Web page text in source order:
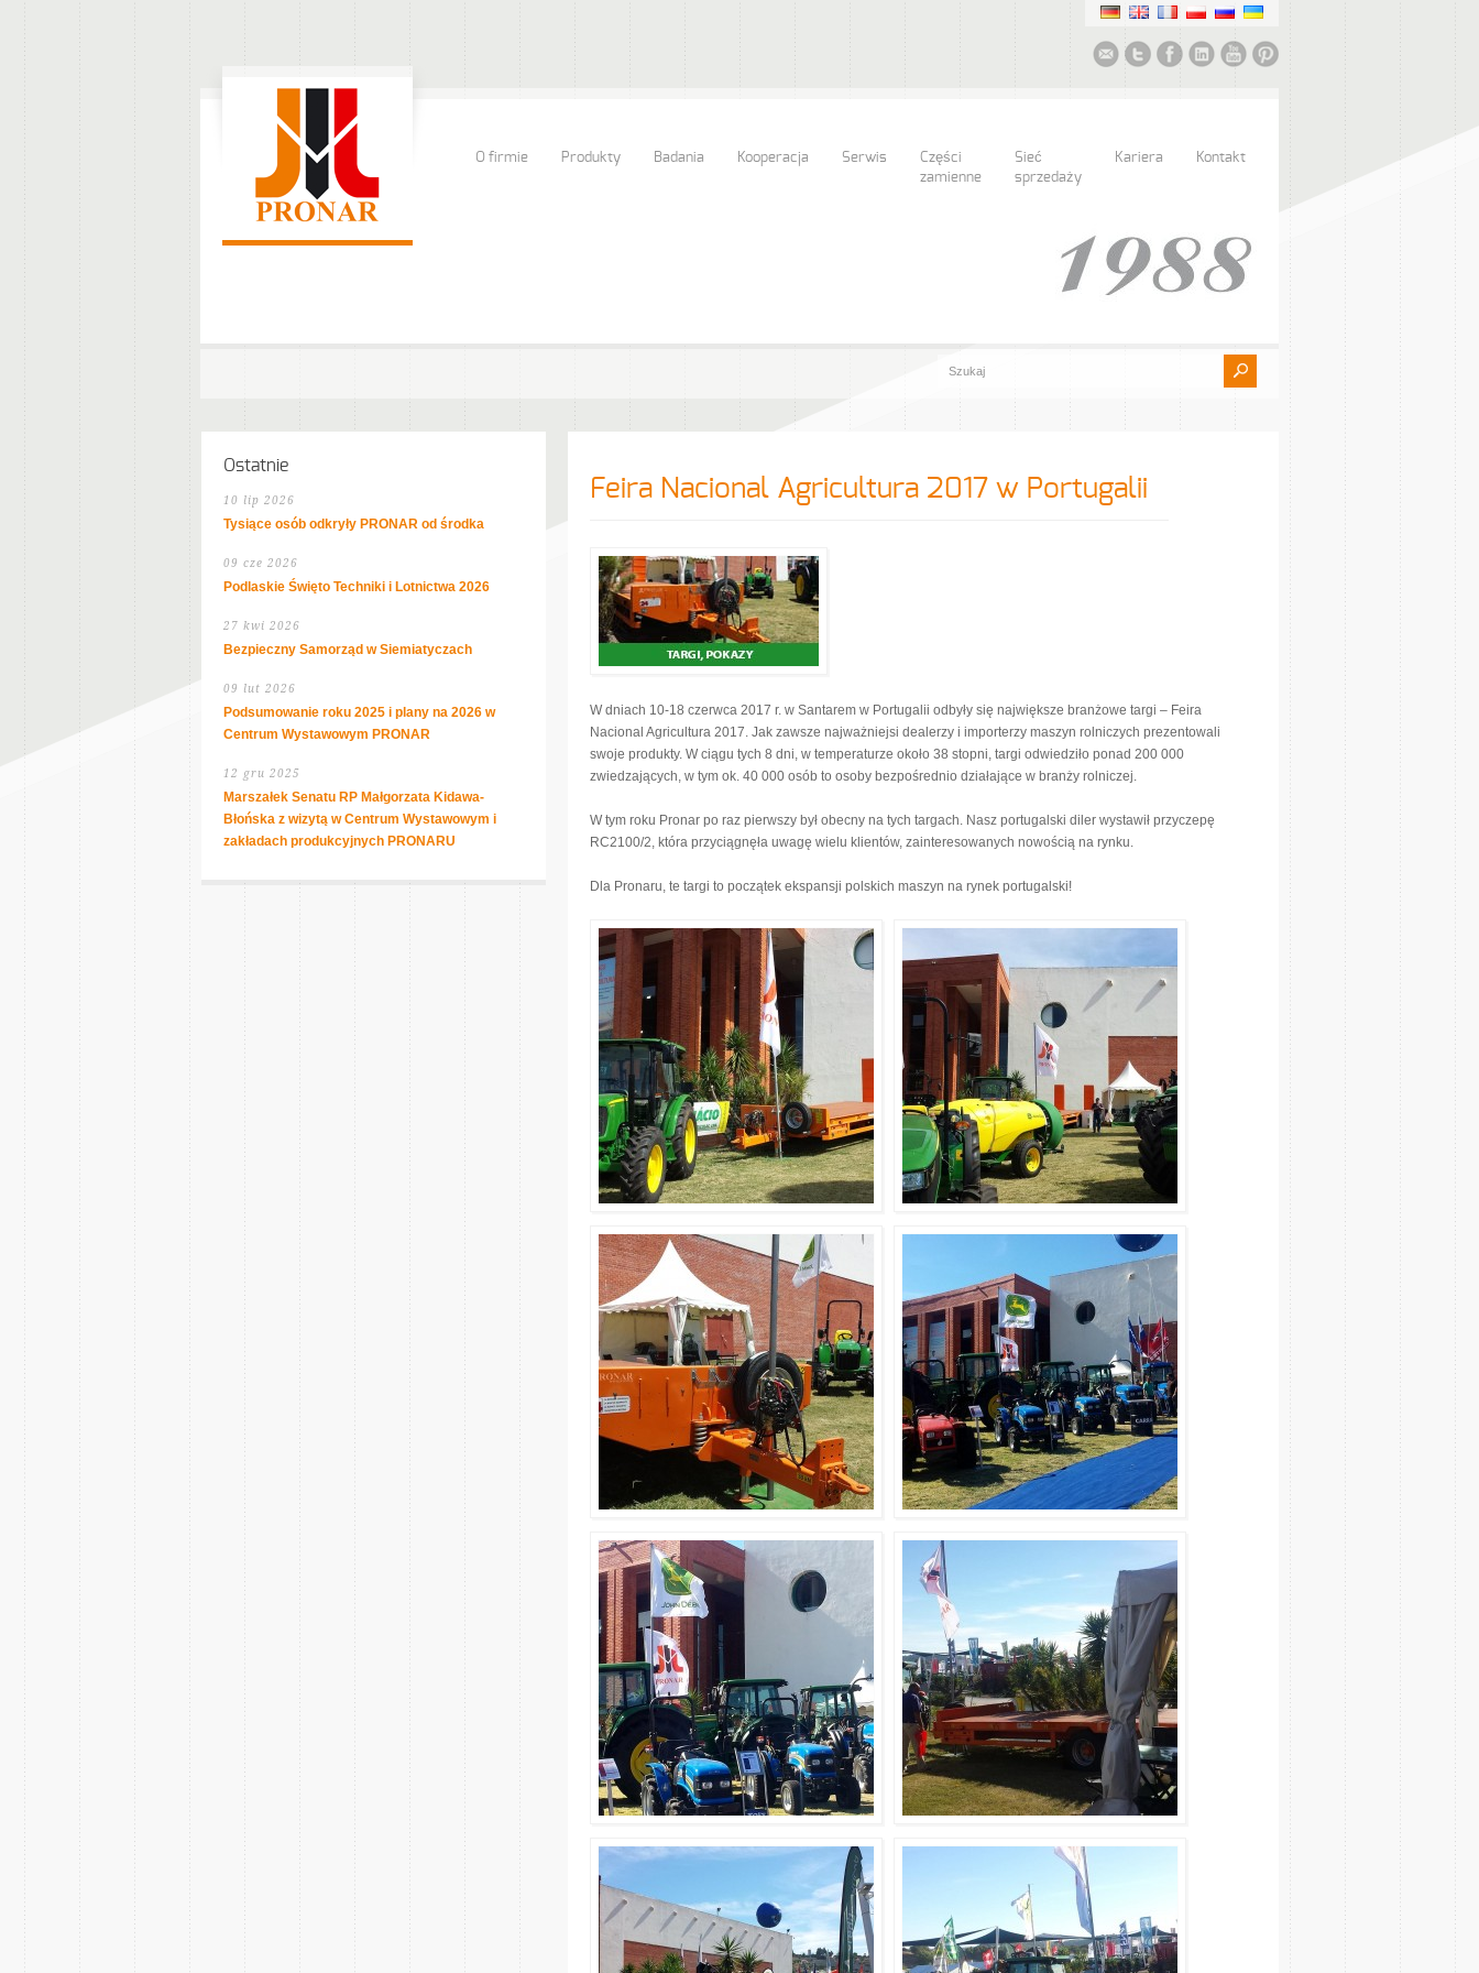
O firmie Produkty Badania Kooperacja Serwis
Części
zamienne
Sieć
sprzedaży
Kariera Kontakt
Feira Nacional Agricultura 2017 w Portugalii
W dniach 10-18 czerwca 2017 r. w Santarem w Portugalii odbyły się największe branżowe targi – Feira
Nacional Agricultura 2017. Jak zawsze najważniejsi dealerzy i importerzy maszyn rolniczych prezentowali
swoje produkty. W ciągu tych 8 dni, w temperaturze około 38 stopni, targi odwiedziło ponad 200 000
zwiedzających, w tym ok. 40 000 osób to osoby bezpośrednio działające w branży rolniczej.
W tym roku Pronar po raz pierwszy był obecny na tych targach. Nasz portugalski diler wystawił przyczepę
RC2100/2, która przyciągnęła uwagę wielu klientów, zainteresowanych nowością na rynku.
Dla Pronaru, te targi to początek ekspansji polskich maszyn na rynek portugalski!
Ostatnie
10 lip 2026
Tysiące osób odkryły PRONAR od środka
09 cze 2026
Podlaskie Święto Techniki i Lotnictwa 2026
27 kwi 2026
Bezpieczny Samorząd w Siemiatyczach
09 lut 2026
Podsumowanie roku 2025 i plany na 2026 w
Centrum Wystawowym PRONAR
12 gru 2025
Marszałek Senatu RP Małgorzata Kidawa-
Błońska z wizytą w Centrum Wystawowym i
zakładach produkcyjnych PRONARU